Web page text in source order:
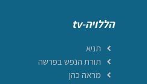
הללויה-tv
תניא
תורת הנפש בפרשה
מראה כהן